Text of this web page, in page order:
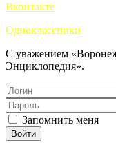
Вконтакте
Одноклассники
С уважением
Энциклопедия».
Запомнить меня
Войти